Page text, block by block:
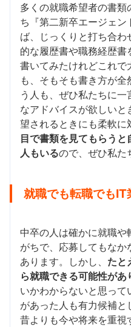
多くの就職希望者の書類
ち『第二新卒エージェン
ば、じっくりと打ち合わ
的な履歴書や職務経歴
書いてみたけれどこれで
も、そもそも書き方が
う人も、ぜひ私たちに
なアドバイスが欲しい
望されるときにも柔軟に
目で書類を見てもらう
人もいるので、ぜひ私た
就職でも転職でもIT
中卒の人は確かに就職や
がちで、応募してもな
あります。しかし、 たと
ら就職できる可能性があ
いかわからないと思っ
があった人も有力候補と
昔よりも今や将来を重